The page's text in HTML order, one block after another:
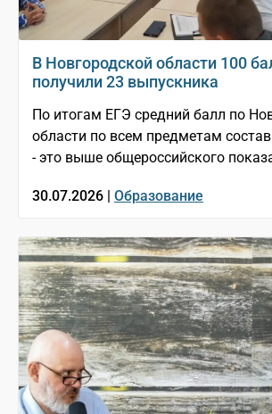
В Новгородской области 100
получили 23 выпускника
По итогам ЕГЭ средний балл по
области по всем предметам
- это выше общероссийского
30.07.2026 | Образование